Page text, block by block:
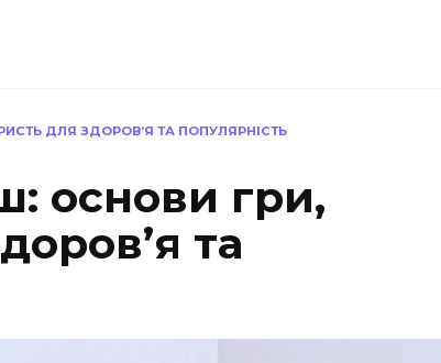
ДЛЯ ЗДОРОВ’Я ТА ПОПУЛЯРНІСТЬ
основи гри,
та